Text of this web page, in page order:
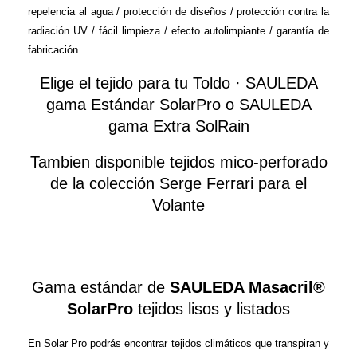
repelencia al agua / protección de diseños / protección contra la
radiación UV / fácil limpieza / efecto autolimpiante / garantía de
fabricación.
Elige el tejido para tu Toldo · SAULEDA
gama Estándar SolarPro o SAULEDA
gama Extra SolRain
Tambien disponible tejidos mico-perforado
de la colección Serge Ferrari para el
Volante
Gama estándar de SAULEDA Masacril®
SolarPro tejidos lisos y listados
En Solar Pro podrás encontrar tejidos climáticos que transpiran y